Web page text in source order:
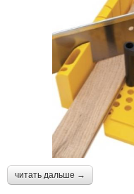
читать дальше →